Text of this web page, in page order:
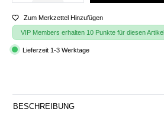
Zum Merkzettel Hinzufügen
VIP Members erhalten 10 Punkte für diesen Artikel
Lieferzeit 1-3 Werktage
BESCHREIBUNG